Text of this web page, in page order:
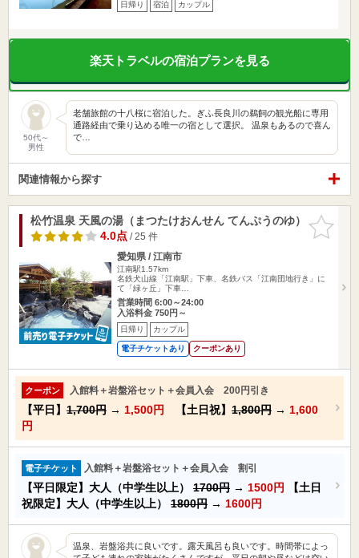
日帰り 宿泊 カップル
楽天トラベルの宿泊プランを見る
50代～
男性
老舗旅館の十八桜に宿泊した。ぎふ長良川の鵜飼の観光船に専用
通路経由で乗り込める唯一の宿として選択。 温泉もあるので喜ん
で…
関連情報から探す
お気に入
りに追加
松竹温泉 天風の湯（まつたけおんせん てんぷうのゆ）
4.0点/ 25 件
愛知県 / 江南市
江南駅1.57km
名鉄犬山線「江南駅」下車、名鉄バス「江南団地行き」に
て「緑ヶ丘」下車…
営業時間 6:00～24:00
入浴料金 750円～
日帰り カップル
電子チケットあり クーポンあり
クーポン 入館料＋岩盤浴セット＋会員入会 200円引き
【平日】 1,700円 → 1,500円 【土日祝】 1,800円 → 1,600
円
電子チケット 入館料＋岩盤浴セット＋会員入会 割引
【平日限定】大人（中学生以上） 1700円 → 1500円
【土日
祝限定】大人（中学生以上） 1800円 → 1600円
温泉、岩盤浴共に良いです。露天風呂も良いです。時間帯によっ